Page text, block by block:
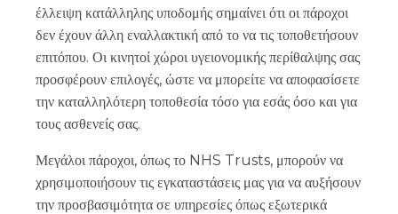
έλλειψη κατάλληλης υποδομής σημαίνει ότι οι πάροχοι
δεν έχουν άλλη εναλλακτική από το να τις τοποθετήσουν
επιτόπου. Οι κινητοί χώροι υγειονομικής περίθαλψης σας
προσφέρουν επιλογές, ώστε να μπορείτε να αποφασίσετε
την καταλληλότερη τοποθεσία τόσο για εσάς όσο και για
τους ασθενείς σας.
Μεγάλοι πάροχοι, όπως το NHS Trusts, μπορούν να
χρησιμοποιήσουν τις εγκαταστάσεις μας για να αυξήσουν
την προσβασιμότητα σε υπηρεσίες όπως εξωτερικά